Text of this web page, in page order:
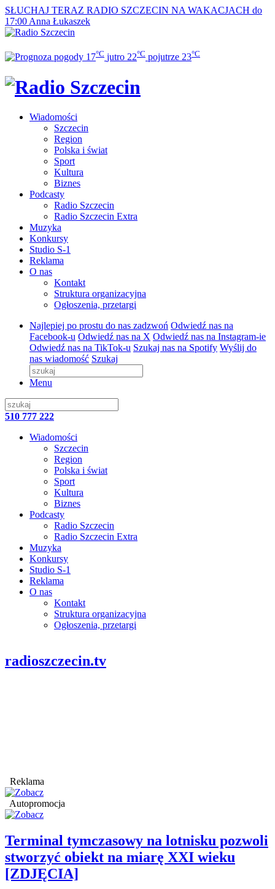
SŁUCHAJ TERAZ RADIO SZCZECIN NA WAKACJACH do
17:00 Anna Łukaszek
17°C jutro 22°C pojutrze 23°C
Wiadomości
Szczecin
Region
Polska i świat
Sport
Kultura
Biznes
Podcasty
Radio Szczecin
Radio Szczecin Extra
Muzyka
Konkursy
Studio S-1
Reklama
O nas
Kontakt
Struktura organizacyjna
Ogłoszenia, przetargi
Najlepiej po prostu do nas zadzwoń Odwiedź nas na
Facebook-u Odwiedź nas na X Odwiedź nas na Instagram-ie
Odwiedź nas na TikTok-u Szukaj nas na Spotify Wyślij do
nas wiadomość Szukaj
Menu
510 777 222
Wiadomości
Szczecin
Region
Polska i świat
Sport
Kultura
Biznes
Podcasty
Radio Szczecin
Radio Szczecin Extra
Muzyka
Konkursy
Studio S-1
Reklama
O nas
Kontakt
Struktura organizacyjna
Ogłoszenia, przetargi
radioszczecin.tv
Reklama
Autopromocja
Terminal tymczasowy na lotnisku pozwoli
stworzyć obiekt na miarę XXI wieku
[ZDJĘCIA]